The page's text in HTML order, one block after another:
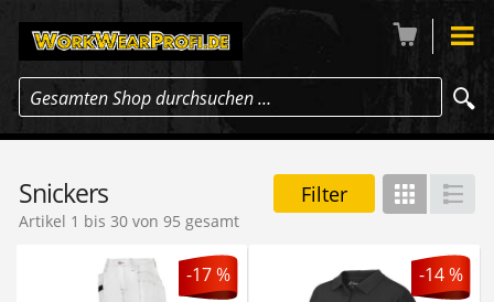
Gesamten Shop durchsuchen …
Snickers Filter Gitter
Artikel 1 bis 30 von 95 gesamt
-17 % -14 %